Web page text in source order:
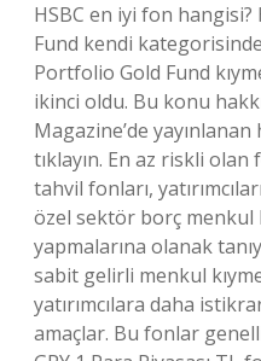
HSBC en iyi fon
Fund kendi
Portfolio Gold Fund
ikinci oldu. Bu konu
Magazine’de
tıklayın. En az riskli
tahvil fonları,
özel sektör borç menkul
yapmalarına olanak
sabit gelirli menkul
yatırımcılara daha
amaçlar. Bu fonlar